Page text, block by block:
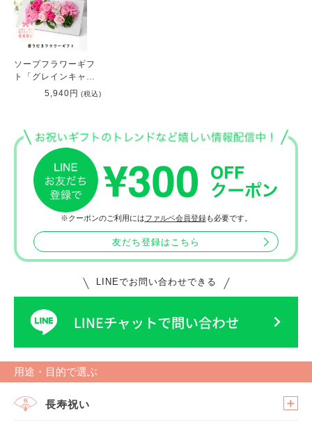
ソープフラワーギフ
ト「グレインキャビ
ティフレーム ピン
5,940円 (税込)
※クーポンのご利用にはファルベ会員登録も必要です。
友だち登録はこちら
LINEでお問い合わせできる
用途・目的で選ぶ
長寿祝い